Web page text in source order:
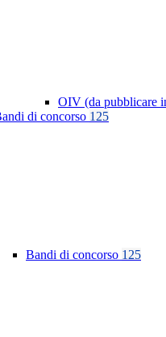
OIV (da pubblicare
di concorso 125
Bandi di concorso 125